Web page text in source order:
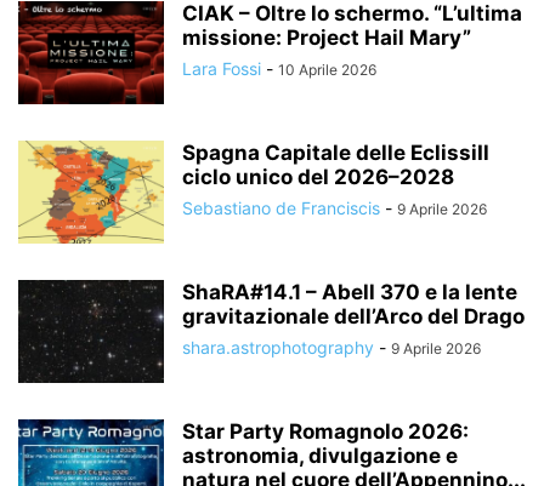
CIAK – Oltre lo schermo. “L’ultima
missione: Project Hail Mary”
Lara Fossi - 10 Aprile 2026
Spagna Capitale delle EclissiIl
ciclo unico del 2026–2028
Sebastiano de Franciscis - 9 Aprile 2026
ShaRA#14.1 – Abell 370 e la lente
gravitazionale dell’Arco del Drago
shara.astrophotography - 9 Aprile 2026
Star Party Romagnolo 2026:
astronomia, divulgazione e
natura nel cuore dell’Appennino...